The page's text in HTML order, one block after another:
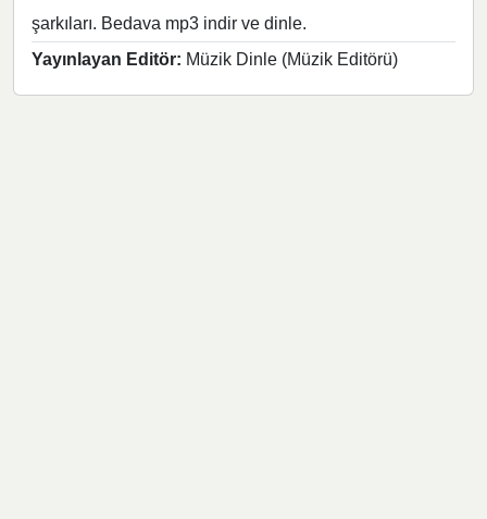
şarkıları. Bedava mp3 indir ve dinle.
Yayınlayan Editör: Müzik Dinle (Müzik Editörü)